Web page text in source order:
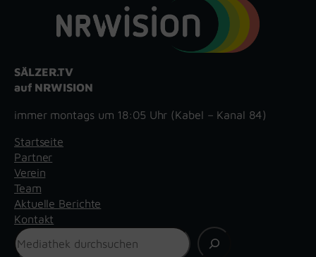
SÄLZER.TV
auf NRWISION
immer montags um 18:05 Uhr (Kabel – Kanal 84)
Startseite
Partner
Verein
Team
Aktuelle Berichte
Kontakt
Suchen